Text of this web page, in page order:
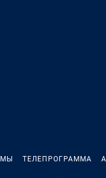
ТЕЛЕПРОГРАММА